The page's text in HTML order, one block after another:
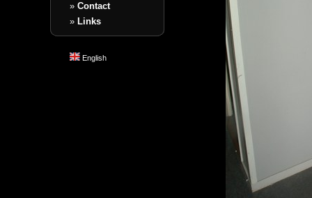
» Contact
» Links
English